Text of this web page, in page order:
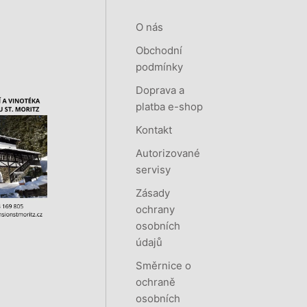
O nás
Obchodní
podmínky
Doprava a
platba e-shop
Kontakt
Autorizované
servisy
Zásady
ochrany
osobních
údajů
Směrnice o
ochraně
osobních